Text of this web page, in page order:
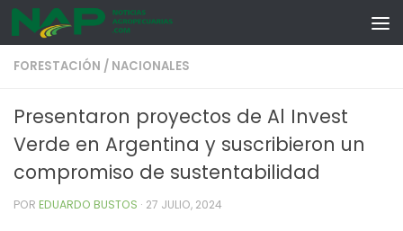
Skip to content
FORESTACIÓN / NACIONALES
Presentaron proyectos de Al Invest
Verde en Argentina y suscribieron un
compromiso de sustentabilidad
POR EDUARDO BUSTOS · 27 JULIO, 2024